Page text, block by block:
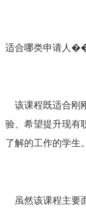
适合哪类申请人
该课程既适合刚
验、希望提升现有
了解的工作的学生。
虽然该课程主要